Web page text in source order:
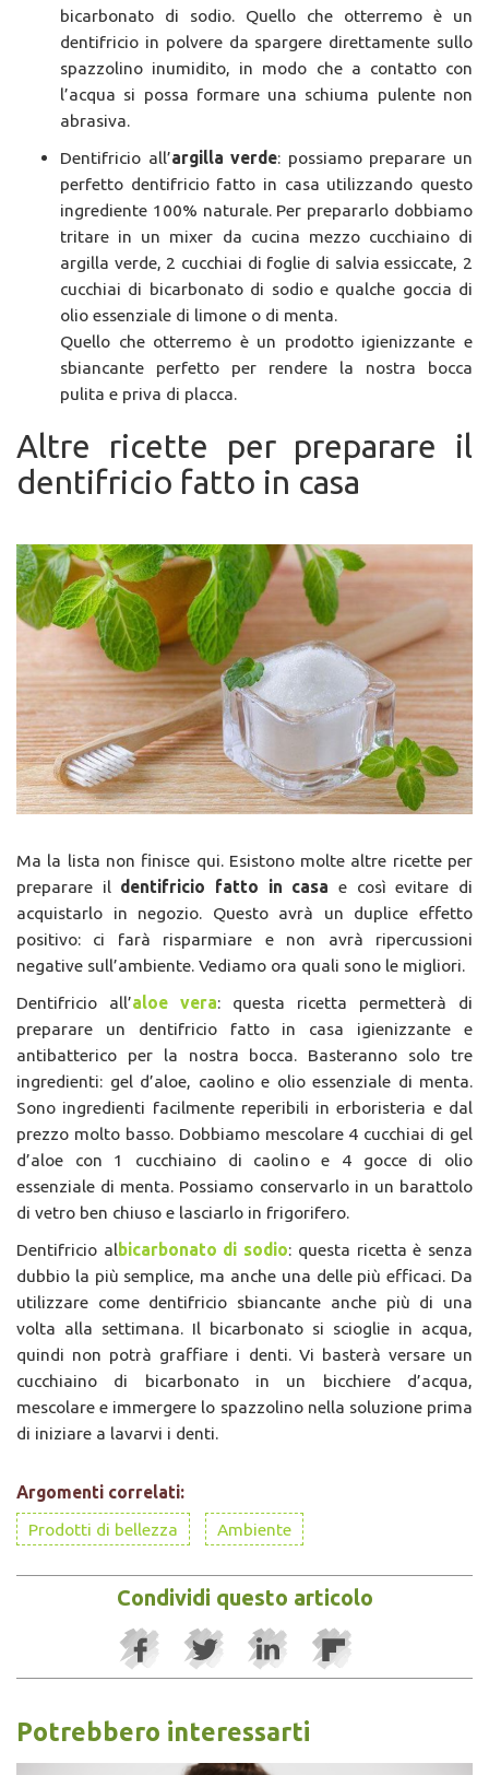
bicarbonato di sodio. Quello che otterremo è un
dentifricio in polvere da spargere direttamente sullo
spazzolino inumidito, in modo che a contatto con
l’acqua si possa formare una schiuma pulente non
abrasiva.
Dentifricio all’argilla verde: possiamo preparare un
perfetto dentifricio fatto in casa utilizzando questo
ingrediente 100% naturale. Per prepararlo dobbiamo
tritare in un mixer da cucina mezzo cucchiaino di
argilla verde, 2 cucchiai di foglie di salvia essiccate, 2
cucchiai di bicarbonato di sodio e qualche goccia di
olio essenziale di limone o di menta.
Quello che otterremo è un prodotto igienizzante e
sbiancante perfetto per rendere la nostra bocca
pulita e priva di placca.
Altre ricette per preparare il
dentifricio fatto in casa
Ma la lista non finisce qui. Esistono molte altre ricette per
preparare il dentifricio fatto in casae così evitare di
acquistarlo in negozio. Questo avrà un duplice effetto
positivo: ci farà risparmiare e non avrà ripercussioni
negative sull’ambiente. Vediamo ora quali sono le migliori.
Dentifricio all’aloe vera: questa ricetta permetterà di
preparare un dentifricio fatto in casa igienizzante e
antibatterico per la nostra bocca. Basteranno solo tre
ingredienti: gel d’aloe, caolino e olio essenziale di menta.
Sono ingredienti facilmente reperibili in erboristeria e dal
prezzo molto basso. Dobbiamo mescolare 4 cucchiai di gel
d’aloe con 1 cucchiaino di caolino e 4 gocce di olio
essenziale di menta. Possiamo conservarlo in un barattolo
di vetro ben chiuso e lasciarlo in frigorifero.
Dentifricio albicarbonato di sodio: questa ricetta è senza
dubbio la più semplice, ma anche una delle più efficaci. Da
utilizzare come dentifricio sbiancante anche più di una
volta alla settimana. Il bicarbonato si scioglie in acqua,
quindi non potrà graffiare i denti. Vi basterà versare un
cucchiaino di bicarbonato in un bicchiere d’acqua,
mescolare e immergere lo spazzolino nella soluzione prima
di iniziare a lavarvi i denti.
Argomenti correlati:
Prodotti di bellezza
Ambiente
Condividi questo articolo
Potrebbero interessarti